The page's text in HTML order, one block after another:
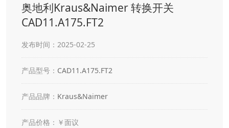
奥地利Kraus&Naimer 转换开关
CAD11.A175.FT2
发布时间：2025-02-25
产品型号： CAD11.A175.FT2
产品品牌： Kraus&Naimer
产品价格：￥面议